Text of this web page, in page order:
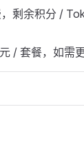
剩余积分 /
/ 套餐，如需